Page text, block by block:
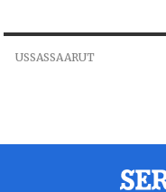
USSASSAARUT